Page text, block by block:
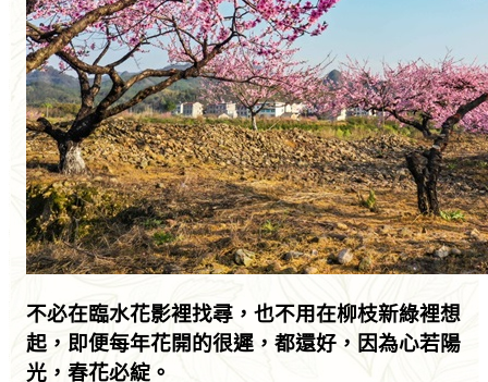
不必在臨水花影裡找尋，也不用在柳枝新綠裡想
起，即便每年花開的很遲，都還好，因為心若陽
光，春花必綻。